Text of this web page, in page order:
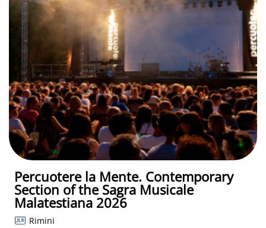
Percuotere la Mente. Contemporary
Section of the Sagra Musicale
Malatestiana 2026
Rimini